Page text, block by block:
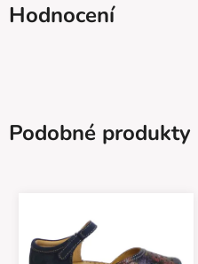
Hodnocení
Podobné produkty